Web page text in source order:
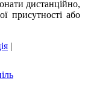
дистанційно,
присутності або
|